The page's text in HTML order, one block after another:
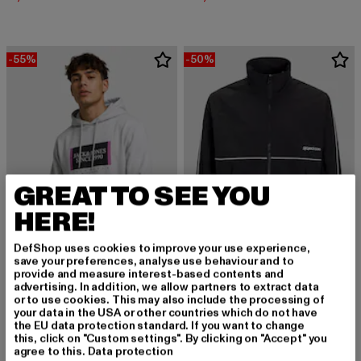
-55%
JACK AND JONES
Lafayette Branding
24,75 EUR
Derzeitiger Preis: 24,75 EUR
54,99 EURAktionspreis: 54,99 EUR
-50%
JACK AND JONES
Union Track
30,00 EUR
Derzeitiger Preis: 30,00 EUR
59,99 EUR Aktionspreis:
GREAT TO SEE YOU
HERE!
DefShop uses cookies to improve your use experience,
save your preferences, analyse use behaviour and to
provide and measure interest-based contents and
advertising. In addition, we allow partners to extract data
or to use cookies. This may also include the processing of
your data in the USA or other countries which do not have
the EU data protection standard. If you want to change
this, click on "Custom settings". By clicking on "Accept" you
agree to this. Data protection